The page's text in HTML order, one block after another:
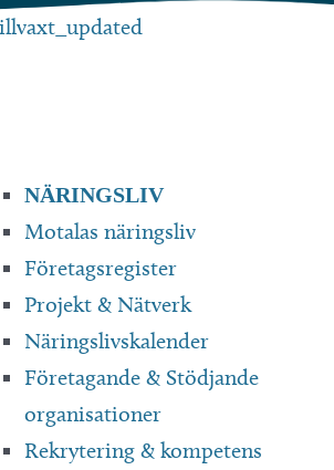
NÄRINGSLIV
Motalas näringsliv
Företagsregister
Projekt & Nätverk
Näringslivskalender
Företagande & Stödjande
organisationer
Rekrytering & kompetens